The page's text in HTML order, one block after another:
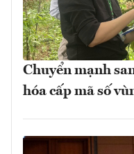
Chuyển mạnh
hóa cấp mã số